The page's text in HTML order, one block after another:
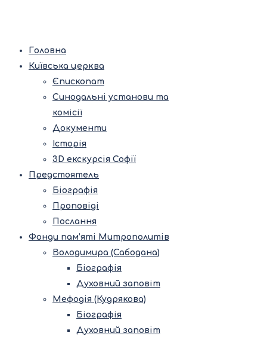
Головна
Київська церква
Єпископат
Синодальні установи та
комісії
Документи
Історія
3D екскурсія Софії
Предстоятель
Біографія
Проповіді
Послання
Фонди пам’яті Митрополитів
Володимира (Сабодана)
Біографія
Духовний заповіт
Мефодія (Кудрякова)
Біографія
Духовний заповіт